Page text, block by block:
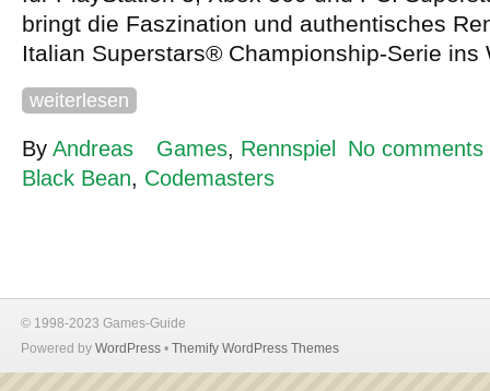
bringt die Faszination und authentisches
Italian Superstars® Championship-Serie ins
weiterlesen
By Andreas Games, Rennspiel
No comments
Black Bean, Codemasters
© 1998-2023 Games-Guide
Powered by WordPress • Themify WordPress Themes